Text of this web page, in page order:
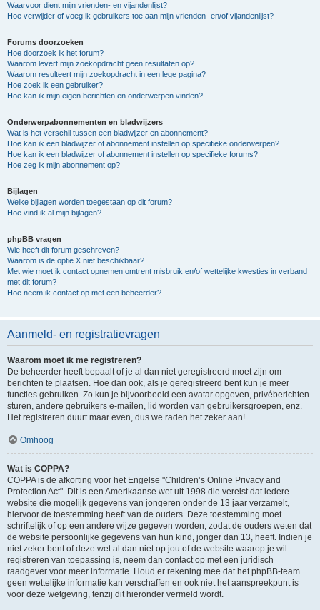
Waarvoor dient mijn vrienden- en vijandenlijst?
Hoe verwijder of voeg ik gebruikers toe aan mijn vrienden- en/of vijandenlijst?
Forums doorzoeken
Hoe doorzoek ik het forum?
Waarom levert mijn zoekopdracht geen resultaten op?
Waarom resulteert mijn zoekopdracht in een lege pagina?
Hoe zoek ik een gebruiker?
Hoe kan ik mijn eigen berichten en onderwerpen vinden?
Onderwerpabonnementen en bladwijzers
Wat is het verschil tussen een bladwijzer en abonnement?
Hoe kan ik een bladwijzer of abonnement instellen op specifieke onderwerpen?
Hoe kan ik een bladwijzer of abonnement instellen op specifieke forums?
Hoe zeg ik mijn abonnement op?
Bijlagen
Welke bijlagen worden toegestaan op dit forum?
Hoe vind ik al mijn bijlagen?
phpBB vragen
Wie heeft dit forum geschreven?
Waarom is de optie X niet beschikbaar?
Met wie moet ik contact opnemen omtrent misbruik en/of wettelijke kwesties in verband
met dit forum?
Hoe neem ik contact op met een beheerder?
Aanmeld- en registratievragen
Waarom moet ik me registreren?
De beheerder heeft bepaalt of je al dan niet geregistreerd moet zijn om
berichten te plaatsen. Hoe dan ook, als je geregistreerd bent kun je meer
functies gebruiken. Zo kun je bijvoorbeeld een avatar opgeven, privéberichten
sturen, andere gebruikers e-mailen, lid worden van gebruikersgroepen, enz.
Het registreren duurt maar even, dus we raden het zeker aan!
Omhoog
Wat is COPPA?
COPPA is de afkorting voor het Engelse "Children’s Online Privacy and
Protection Act". Dit is een Amerikaanse wet uit 1998 die vereist dat iedere
website die mogelijk gegevens van jongeren onder de 13 jaar verzamelt,
hiervoor de toestemming heeft van de ouders. Deze toestemming moet
schriftelijk of op een andere wijze gegeven worden, zodat de ouders weten dat
de website persoonlijke gegevens van hun kind, jonger dan 13, heeft. Indien je
niet zeker bent of deze wet al dan niet op jou of de website waarop je wil
registreren van toepassing is, neem dan contact op met een juridisch
raadgever voor meer informatie. Houd er rekening mee dat het phpBB-team
geen wettelijke informatie kan verschaffen en ook niet het aanspreekpunt is
voor deze wetgeving, tenzij dit hieronder vermeld wordt.